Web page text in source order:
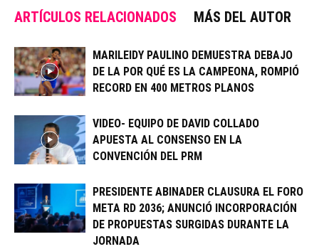
ARTÍCULOS RELACIONADOS MÁS DEL AUTOR
MARILEIDY PAULINO DEMUESTRA DEBAJO
DE LA POR QUÉ ES LA CAMPEONA, ROMPIÓ
RECORD EN 400 METROS PLANOS
VIDEO- EQUIPO DE DAVID COLLADO
APUESTA AL CONSENSO EN LA
CONVENCIÓN DEL PRM
PRESIDENTE ABINADER CLAUSURA EL FORO
META RD 2036; ANUNCIÓ INCORPORACIÓN
DE PROPUESTAS SURGIDAS DURANTE LA
JORNADA